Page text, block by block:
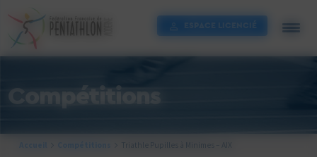
Compétitions